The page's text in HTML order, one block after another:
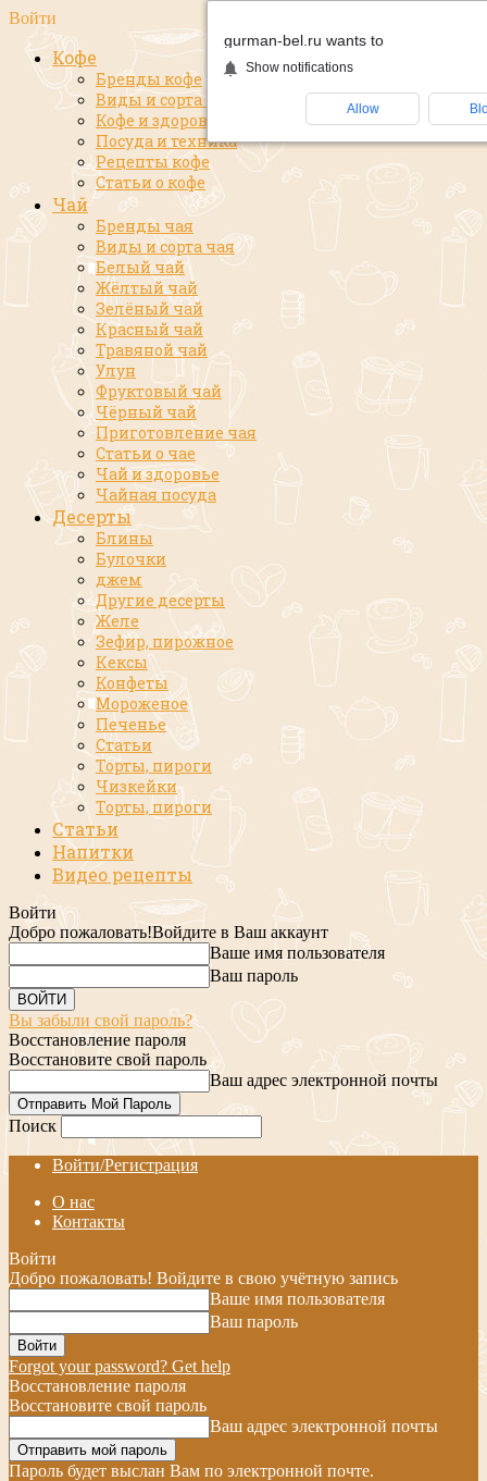
Войти
Кофе
Бренды кофе
Виды и сорта кофе
Кофе и здоровье
Посуда и техника
Рецепты кофе
Статьи о кофе
Чай
Бренды чая
Виды и сорта чая
Белый чай
Жёлтый чай
Зелёный чай
Красный чай
Травяной чай
Улун
Фруктовый чай
Чёрный чай
Приготовление чая
Статьи о чае
Чай и здоровье
Чайная посуда
Десерты
Блины
Булочки
джем
Другие десерты
Желе
Зефир, пирожное
Кексы
Конфеты
Мороженое
Печенье
Статьи
Торты, пироги
Чизкейки
Торты, пироги
Статьи
Напитки
Видео рецепты
Войти
Добро пожаловать!Войдите в Ваш аккаунт
Ваше имя пользователя
Ваш пароль
Вы забыли свой пароль?
Восстановление пароля
Восстановите свой пароль
Ваш адрес электронной почты
Поиск
Войти/Регистрация
О нас
Контакты
Войти
Добро пожаловать! Войдите в свою учётную запись
Ваше имя пользователя
Ваш пароль
Forgot your password? Get help
Восстановление пароля
Восстановите свой пароль
Ваш адрес электронной почты
Пароль будет выслан Вам по электронной почте.
gurman-bel.ru wants to
Show notifications
Allow